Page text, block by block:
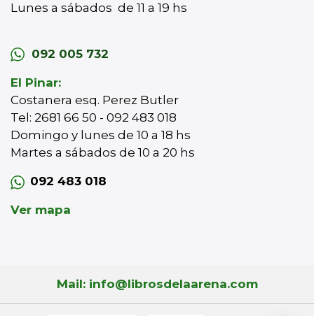
Lunes a sábados de 11 a 19 hs
092 005 732
El Pinar:
Costanera esq. Perez Butler
Tel: 2681 66 50 - 092 483 018
Domingo y lunes de 10 a 18 hs
Martes a sábados de 10 a 20 hs
092 483 018
Ver mapa
Mail: info@librosdelaarena.com